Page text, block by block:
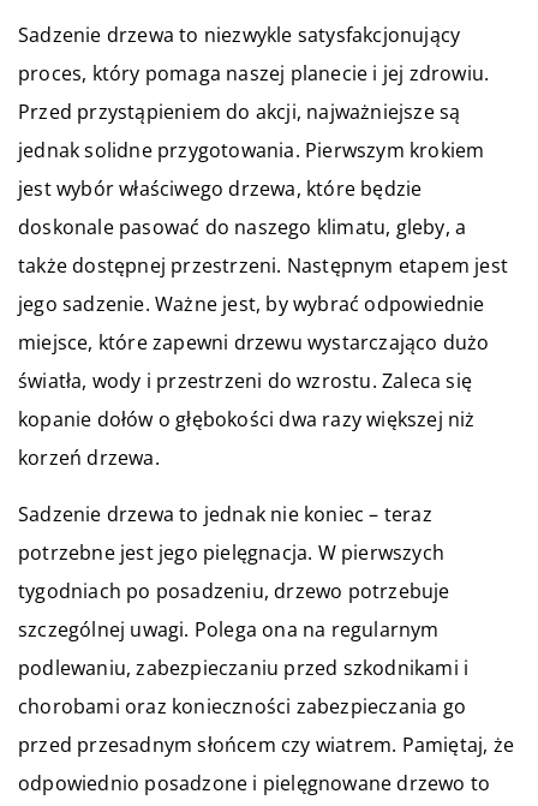
Sadzenie drzewa to niezwykle satysfakcjonujący
proces, który pomaga naszej planecie i jej zdrowiu.
Przed przystąpieniem do akcji, najważniejsze są
jednak solidne przygotowania. Pierwszym krokiem
jest wybór właściwego drzewa, które będzie
doskonale pasować do naszego klimatu, gleby, a
także dostępnej przestrzeni. Następnym etapem jest
jego sadzenie. Ważne jest, by wybrać odpowiednie
miejsce, które zapewni drzewu wystarczająco dużo
światła, wody i przestrzeni do wzrostu. Zaleca się
kopanie dołów o głębokości dwa razy większej niż
korzeń drzewa.
Sadzenie drzewa to jednak nie koniec – teraz
potrzebne jest jego pielęgnacja. W pierwszych
tygodniach po posadzeniu, drzewo potrzebuje
szczególnej uwagi. Polega ona na regularnym
podlewaniu, zabezpieczaniu przed szkodnikami i
chorobami oraz konieczności zabezpieczania go
przed przesadnym słońcem czy wiatrem. Pamiętaj, że
odpowiednio posadzone i pielęgnowane drzewo to